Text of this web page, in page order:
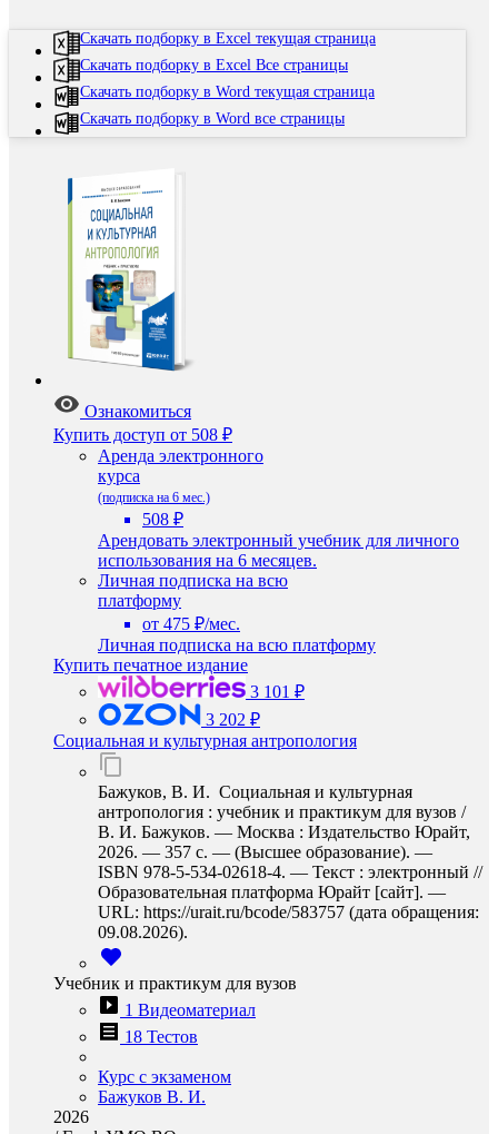
Скачать подборку в Excel текущая страница
Скачать подборку в Excel Все страницы
Скачать подборку в Word текущая страница
Скачать подборку в Word все страницы
Ознакомиться
Купить доступ от 508 ₽
Аренда электронного
курса
(подписка на 6 мес.)
508 ₽
Арендовать электронный учебник для личного
использования на 6 месяцев.
Личная подписка на всю
платформу
от 475 ₽/мес.
Личная подписка на всю платформу
Купить печатное издание
3 101 ₽
3 202 ₽
Социальная и культурная антропология
Бажуков, В. И. Социальная и культурная
антропология : учебник и практикум для вузов /
В. И. Бажуков. — Москва : Издательство Юрайт,
2026. — 357 с. — (Высшее образование). —
ISBN 978-5-534-02618-4. — Текст : электронный //
Образовательная платформа Юрайт [сайт]. —
URL: https://urait.ru/bcode/583757 (дата обращения:
09.08.2026).
Учебник и практикум для вузов
1 Видеоматериал
18 Тестов
Курс с экзаменом
Бажуков В. И.
2026